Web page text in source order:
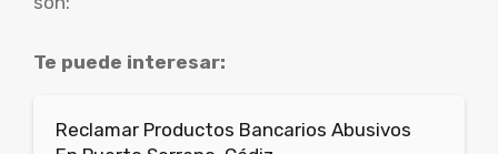
Te puede interesar:
Reclamar Productos Bancarios Abusivos